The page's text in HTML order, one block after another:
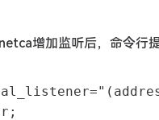
增加监听后，命令
"